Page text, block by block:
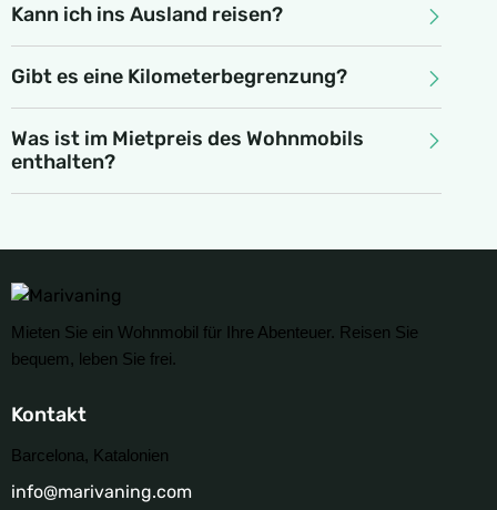
Kann ich ins Ausland reisen?
Gibt es eine Kilometerbegrenzung?
Was ist im Mietpreis des Wohnmobils
enthalten?
Mieten Sie ein Wohnmobil für Ihre Abenteuer. Reisen Sie
bequem, leben Sie frei.
Kontakt
Barcelona, Katalonien
info@marivaning.com